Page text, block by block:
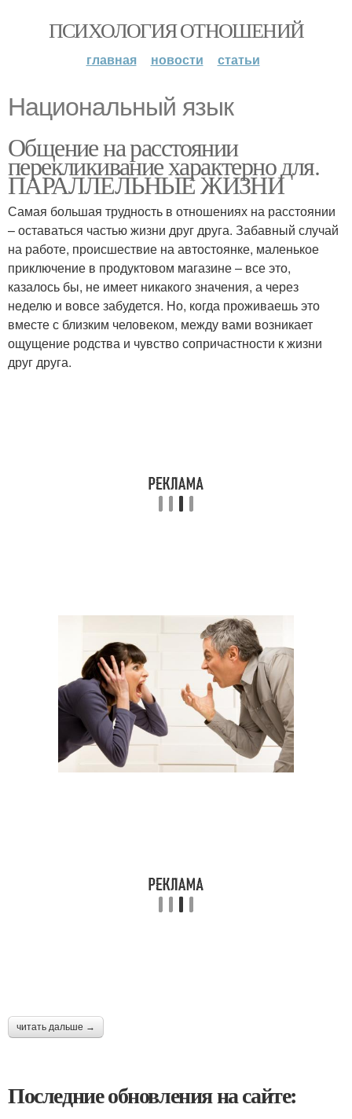
ПСИХОЛОГИЯ ОТНОШЕНИЙ
главная новости статьи
Национальный язык
Общение на расстоянии
перекликивание характерно для.
ПАРАЛЛЕЛЬНЫЕ ЖИЗНИ
Самая большая трудность в отношениях на расстоянии
– оставаться частью жизни друг друга. Забавный случай
на работе, происшествие на автостоянке, маленькое
приключение в продуктовом магазине – все это,
казалось бы, не имеет никакого значения, а через
неделю и вовсе забудется. Но, когда проживаешь это
вместе с близким человеком, между вами возникает
ощущение родства и чувство сопричастности к жизни
друг друга.
читать дальше →
Последние обновления на сайте: